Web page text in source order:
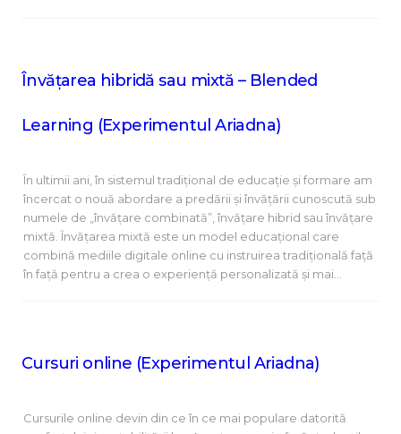
Învățarea hibridă sau mixtă – Blended
Learning (Experimentul Ariadna)
În ultimii ani, în sistemul tradițional de educație și formare am
încercat o nouă abordare a predării și învățării cunoscută sub
numele de „învățare combinată”, învățare hibrid sau învățare
mixtă. Învățarea mixtă este un model educațional care
combină mediile digitale online cu instruirea tradițională față
în față pentru a crea o experiență personalizată și mai…
Cursuri online (Experimentul Ariadna)
Cursurile online devin din ce în ce mai populare datorită